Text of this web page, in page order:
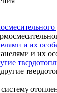
и их